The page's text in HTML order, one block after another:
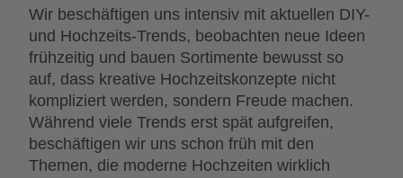
Wir beschäftigen uns intensiv mit aktuellen DIY-
und Hochzeits-Trends, beobachten neue Ideen
frühzeitig und bauen Sortimente bewusst so
auf, dass kreative Hochzeitskonzepte nicht
kompliziert werden, sondern Freude machen.
Während viele Trends erst spät aufgreifen,
beschäftigen wir uns schon früh mit den
Themen, die moderne Hochzeiten wirklich